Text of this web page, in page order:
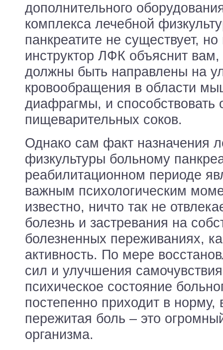
дополнительного
комплекса лечебной
панкреатите не существует,
инструктор ЛФК объяснит вам,
должны быть направлены на
кровообращения в области
диафрагмы, и способствовать
пищеварительных соков.
Однако сам факт назначения
физкультуры больному
реабилитационном периоде
важным психологическим
известно, ничто так не
болезнь и застревания на
болезненных переживаниях,
активность. По мере
сил и улучшения
психическое состояние
постепенно приходит в норму,
пережитая боль – это
организма.